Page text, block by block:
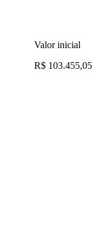
Valor inicial
R$ 103.455,05